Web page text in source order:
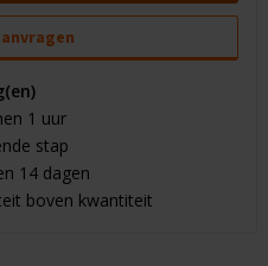
1 uur
stap
14 dagen
boven kwantiteit